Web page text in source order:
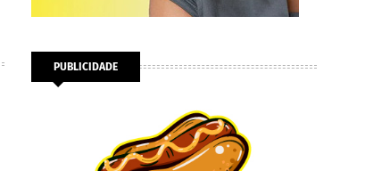
PUBLICIDADE